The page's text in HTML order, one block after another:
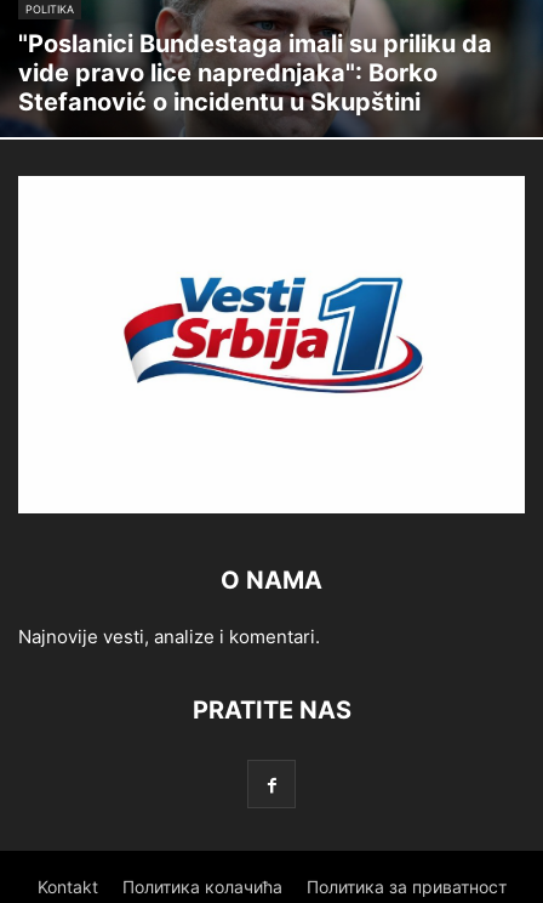
POLITIKA
"Poslanici Bundestaga imali su priliku da
vide pravo lice naprednjaka": Borko
Stefanović o incidentu u Skupštini
O NAMA
Najnovije vesti, analize i komentari.
PRATITE NAS
Kontakt Политика колачића Политика за приватност